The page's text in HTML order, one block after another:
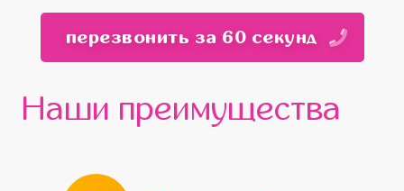
перезвонить за 60 секунд
Наши преимущества